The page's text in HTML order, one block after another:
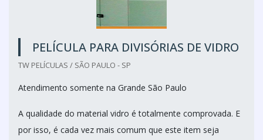
PELÍCULA PARA DIVISÓRIAS DE VIDRO
TW PELÍCULAS / SÃO PAULO - SP
Atendimento somente na Grande São Paulo
A qualidade do material vidro é totalmente comprovada. E
por isso, é cada vez mais comum que este item seja